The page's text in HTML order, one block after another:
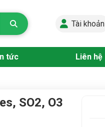
Tài khoản
tức Liên hệ
SO2, O3